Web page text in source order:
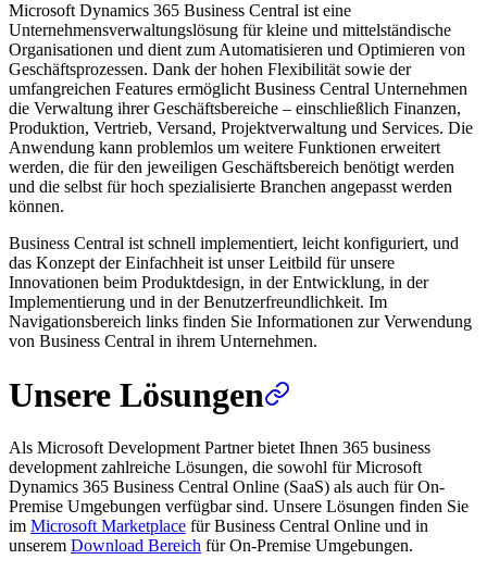
Microsoft Dynamics 365 Business Central ist eine
Unternehmensverwaltungslösung für kleine und mittelständische
Organisationen und dient zum Automatisieren und Optimieren von
Geschäftsprozessen. Dank der hohen Flexibilität sowie der
umfangreichen Features ermöglicht Business Central Unternehmen
die Verwaltung ihrer Geschäftsbereiche – einschließlich Finanzen,
Produktion, Vertrieb, Versand, Projektverwaltung und Services. Die
Anwendung kann problemlos um weitere Funktionen erweitert
werden, die für den jeweiligen Geschäftsbereich benötigt werden
und die selbst für hoch spezialisierte Branchen angepasst werden
können.
Business Central ist schnell implementiert, leicht konfiguriert, und
das Konzept der Einfachheit ist unser Leitbild für unsere
Innovationen beim Produktdesign, in der Entwicklung, in der
Implementierung und in der Benutzerfreundlichkeit. Im
Navigationsbereich links finden Sie Informationen zur Verwendung
von Business Central in ihrem Unternehmen.
Unsere Lösungen
Als Microsoft Development Partner bietet Ihnen 365 business
development zahlreiche Lösungen, die sowohl für Microsoft
Dynamics 365 Business Central Online (SaaS) als auch für On-
Premise Umgebungen verfügbar sind. Unsere Lösungen finden Sie
im Microsoft Marketplace für Business Central Online und in
unserem Download Bereich für On-Premise Umgebungen.